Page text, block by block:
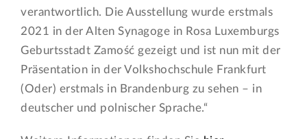
verantwortlich. Die Ausstellung wurde erstmals
2021 in der Alten Synagoge in Rosa Luxemburgs
Geburtsstadt Zamość gezeigt und ist nun mit der
Präsentation in der Volkshochschule Frankfurt
(Oder) erstmals in Brandenburg zu sehen – in
deutscher und polnischer Sprache.“